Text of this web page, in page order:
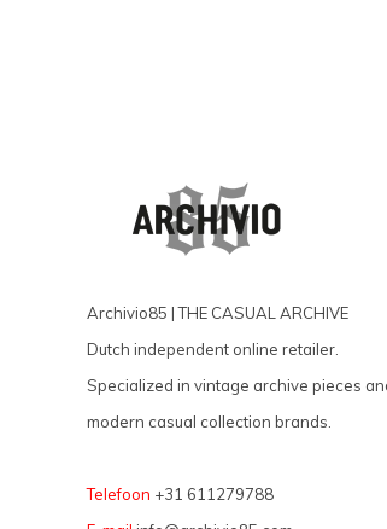
Archivio85 | THE CASUAL ARCHIVE
Dutch independent online retailer.
Specialized in vintage archive pieces
modern casual collection brands.
Telefoon +31 611279788